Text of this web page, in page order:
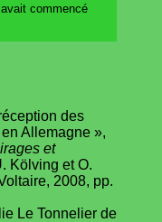
commencé
des
en Allemagne »,
et
Kölving et O.
2008, pp.
Le Tonnelier de